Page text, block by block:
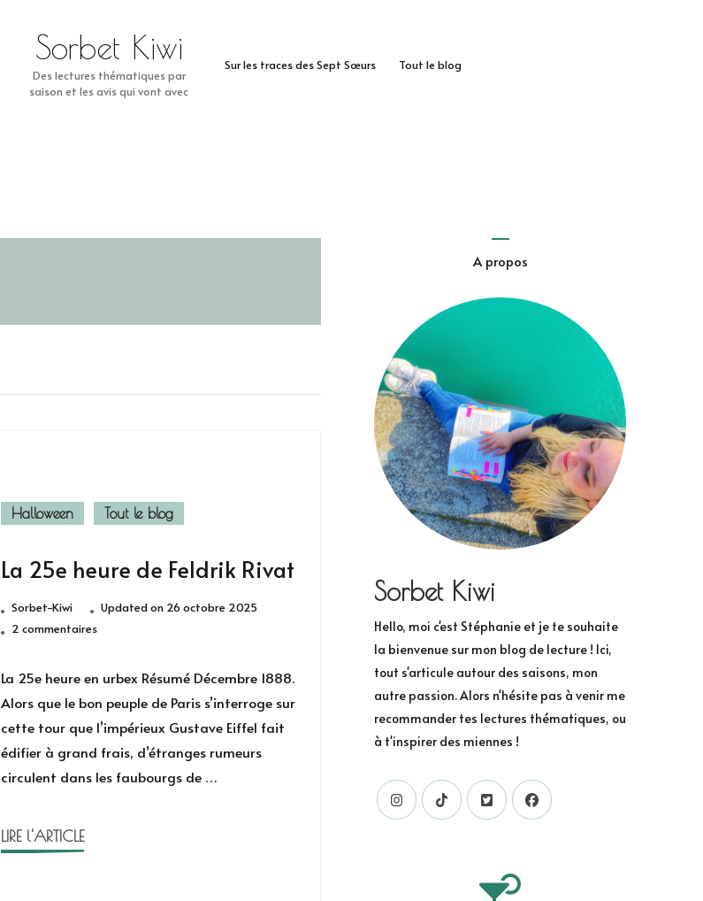
Sur les traces des Sept Sœurs Tout le blog
Sorbet Kiwi
Des lectures thématiques par
saison et les avis qui vont avec
Halloween Tout le blog
La 25e heure de Feldrik Rivat
Sorbet-Kiwi Updated on 26 octobre 2025
2 commentairessur
de
Feldrik
Rivat
La 25e heure en urbex Résumé Décembre 1888.
Alors que le bon peuple de Paris s’interroge sur
cette tour que l’impérieux Gustave Eiffel fait
édifier à grand frais, d’étranges rumeurs
circulent dans les faubourgs de …
LIRE l'ARTICLE
A propos
Sorbet Kiwi
Hello, moi c'est Stéphanie et je te souhaite
la bienvenue sur mon blog de lecture ! Ici,
tout s'articule autour des saisons, mon
autre passion. Alors n'hésite pas à venir me
recommander tes lectures thématiques, ou
à t'inspirer des miennes !